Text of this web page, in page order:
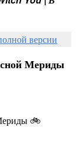
версии
Мериды
🚲